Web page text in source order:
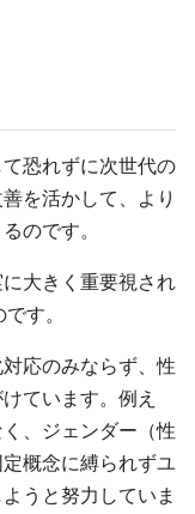
恐れずに次世代の
を活かして、より
のです。
大きく重要視され
す。
応のみならず、性
ています。例え
、ジェンダー（性
概念に縛られずユ
うと努力していま